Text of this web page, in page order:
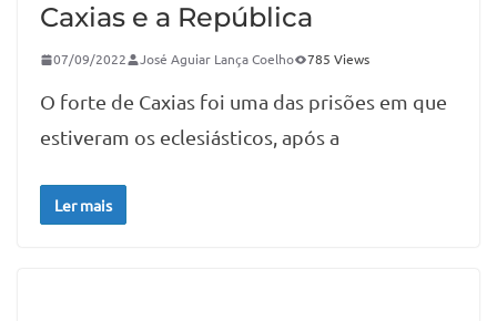
Caxias e a República
07/09/2022 José Aguiar Lança Coelho 785 Views
O forte de Caxias foi uma das prisões em que
estiveram os eclesiásticos, após a
Ler mais